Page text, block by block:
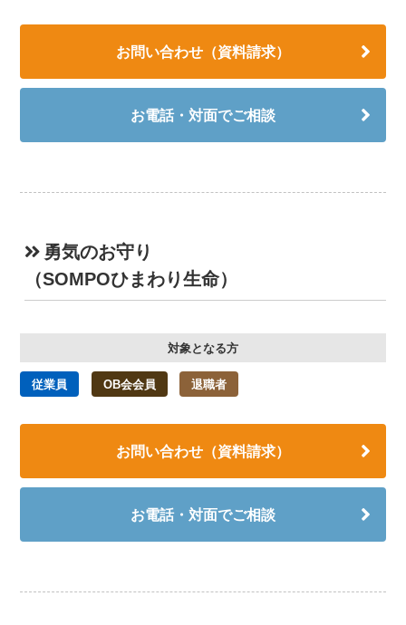
お問い合わせ（資料請求）
お電話・対面でご相談
勇気のお守り
（SOMPOひまわり生命）
対象となる方
従業員 OB会会員 退職者
お問い合わせ（資料請求）
お電話・対面でご相談